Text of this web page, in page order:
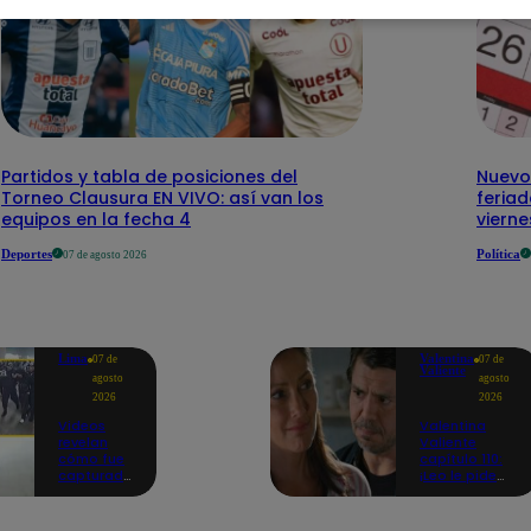
Partidos y tabla de posiciones del
Torneo Clausura EN VIVO: así van los
equipos en la fecha 4
Deportes 07 de agosto 2026 Política
Lima 07 de
agosto
2026
Videos
revelan
cómo fue
capturado
Valentina
Valiente
07 de
agosto
2026
Valentina
Valiente
capítulo 110:
¡Leo le pide